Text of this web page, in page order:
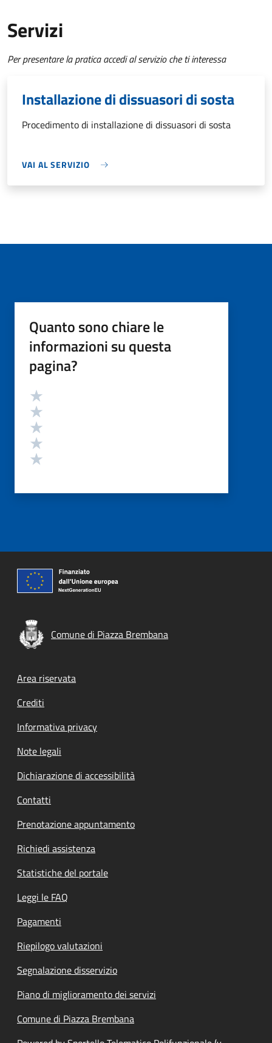
Servizi
Per presentare la pratica accedi al servizio che ti interessa
Installazione di dissuasori di sosta
Procedimento di installazione di dissuasori di sosta
VAI AL SERVIZIO
Quanto sono chiare le
informazioni su questa
pagina?
Valutazione
Comune di Piazza Brembana
Footer menu
Area riservata
Crediti
Informativa privacy
Note legali
Dichiarazione di accessibilità
Contatti
Prenotazione appuntamento
Richiedi assistenza
Statistiche del portale
Leggi le FAQ
Pagamenti
Riepilogo valutazioni
Segnalazione disservizio
Piano di miglioramento dei servizi
Comune di Piazza Brembana